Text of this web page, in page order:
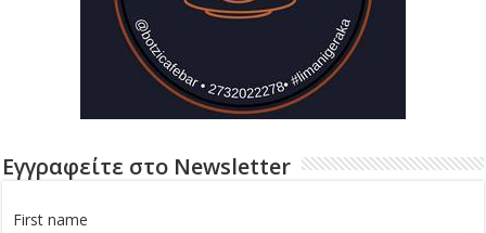
Εγγραφείτε στο Newsletter
First name